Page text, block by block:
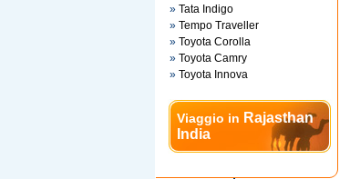
» Tata Indigo
» Tempo Traveller
» Toyota Corolla
» Toyota Camry
» Toyota Innova
Viaggio in Rajasthan
India